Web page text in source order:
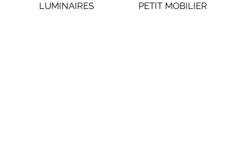
LUMINAIRES PETIT MOBILIER